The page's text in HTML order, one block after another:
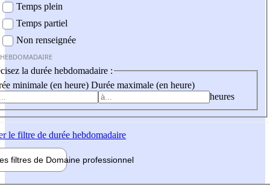
Temps plein
Temps partiel
Non renseignée
la durée hebdomadaire :
minimale (en heure) Durée maximale (en heure)
heures
le filtre de durée hebdomadaire
filtres de Domaine professionnel